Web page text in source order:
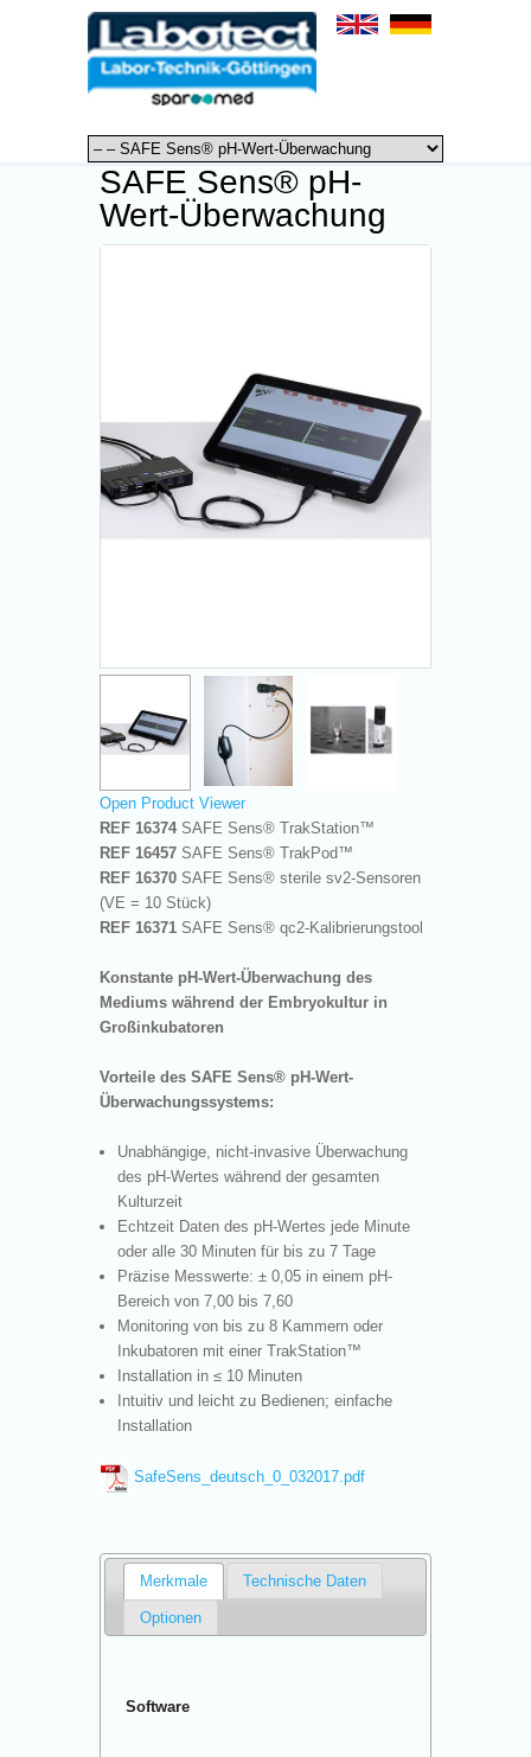
SAFE Sens® pH-
Wert-Überwachung
Open Product Viewer
REF 16374 SAFE Sens® TrakStation™
REF 16457 SAFE Sens® TrakPod™
REF 16370 SAFE Sens® sterile sv2-Sensoren
(VE = 10 Stück)
REF 16371 SAFE Sens® qc2-Kalibrierungstool
Konstante pH-Wert-Überwachung des
Mediums während der Embryokultur in
Großinkubatoren
Vorteile des SAFE Sens® pH-Wert-
Überwachungssystems:
Unabhängige, nicht-invasive Überwachung
des pH-Wertes während der gesamten
Kulturzeit
Echtzeit Daten des pH-Wertes jede Minute
oder alle 30 Minuten für bis zu 7 Tage
Präzise Messwerte: ± 0,05 in einem pH-
Bereich von 7,00 bis 7,60
Monitoring von bis zu 8 Kammern oder
Inkubatoren mit einer TrakStation™
Installation in ≤ 10 Minuten
Intuitiv und leicht zu Bedienen; einfache
Installation
SafeSens_deutsch_0_032017.pdf
Merkmale Technische Daten
Optionen
Software